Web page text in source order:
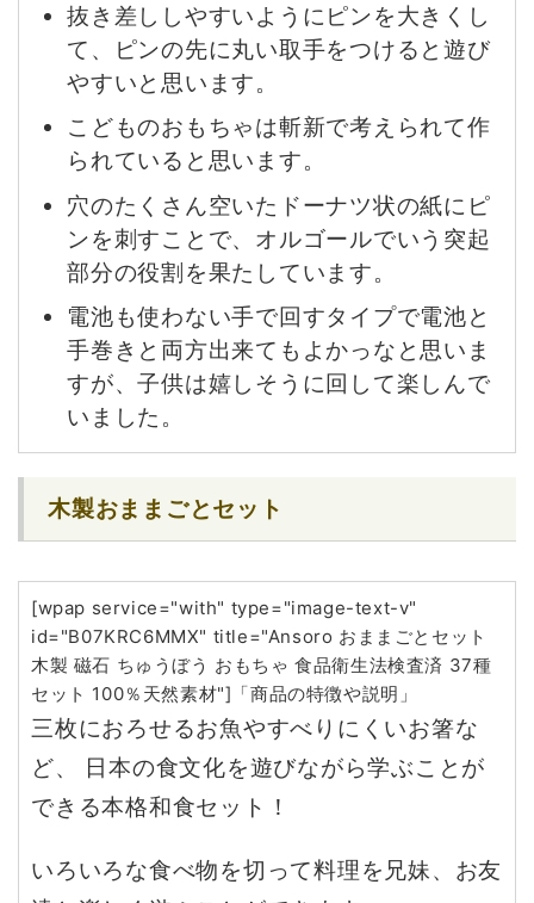
抜き差ししやすいようにピンを大きくし
て、ピンの先に丸い取手をつけると遊び
やすいと思います。
こどものおもちゃは斬新で考えられて作
られていると思います。
穴のたくさん空いたドーナツ状の紙にピ
ンを刺すことで、オルゴールでいう突起
部分の役割を果たしています。
電池も使わない手で回すタイプで電池と
手巻きと両方出来てもよかっなと思いま
すが、子供は嬉しそうに回して楽しんで
いました。
木製おままごとセット
[wpap service="with" type="image-text-v"
id="B07KRC6MMX" title="Ansoro おままごとセット
木製 磁石 ちゅうぼう おもちゃ 食品衛生法検査済 37種
セット 100％天然素材"]「商品の特徴や説明」
三枚におろせるお魚やすべりにくいお箸な
ど、 日本の食文化を遊びながら学ぶことが
できる本格和食セット！
いろいろな食べ物を切って料理を兄妹、お友